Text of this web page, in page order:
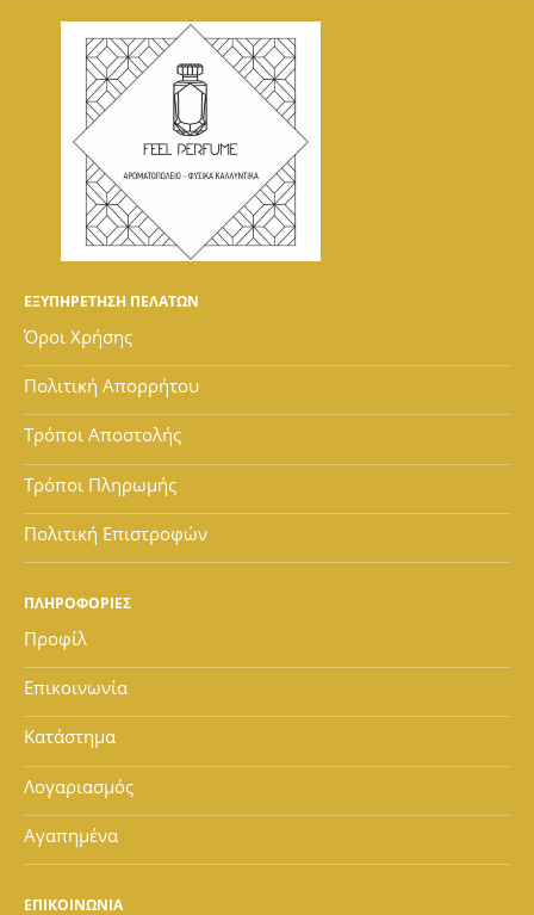
ΕΞΥΠΗΡΕΤΗΣΗ ΠΕΛΑΤΩΝ
Όροι Χρήσης
Πολιτική Απορρήτου
Τρόποι Αποστολής
Τρόποι Πληρωμής
Πολιτική Επιστροφών
ΠΛΗΡΟΦΟΡΙΕΣ
Προφίλ
Επικοινωνία
Κατάστημα
Λογαριασμός
Αγαπημένα
ΕΠΙΚΟΙΝΩΝΙΑ